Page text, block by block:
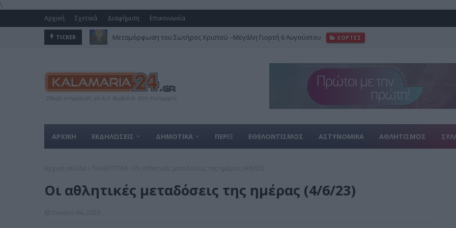
\
Αρχική Σχετικά Διαφήμιση Επικοινωνία
TICKER Μεταμόρφωση του Σωτήρος Χριστού –Μεγάλη Γιορτή 6 Αυγούστου ΕΟΡΤΕΣ
ΑΡΧΙΚΗ ΕΚΔΗΛΩΣΕΙΣ ΔΗΜΟΤΙΚΑ ΠΕΡΙΞ ΕΘΕΛΟΝΤΙΣΜΟΣ ΑΣΤΥΝΟΜΙΚΑ ΑΘΛΗΤΙΣΜΟΣ
Οι αθλητικές μεταδόσεις της ημέρας (4/6/23)